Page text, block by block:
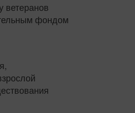
ветеранов
фондом